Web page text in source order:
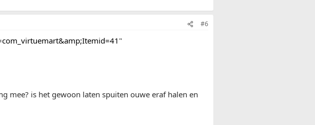
#6
"
mee? is het gewoon laten spuiten ouwe eraf halen en